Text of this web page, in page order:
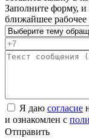
Заполните форму,
ближайшее рабочее
Я даю согласие
и ознакомлен с
Отправить